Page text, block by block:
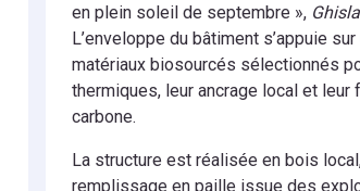
en plein soleil de septembre »,
L’enveloppe du bâtiment s’appuie
matériaux biosourcés sélectionnés
thermiques, leur ancrage local et leur
carbone.
La structure est réalisée en bois
remplissage en paille issue des